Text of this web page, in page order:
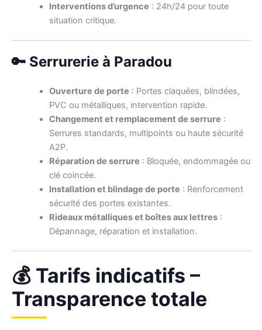
Interventions d’urgence : 24h/24 pour toute
situation critique.
🔑 Serrurerie à Paradou
Ouverture de porte : Portes claquées, blindées,
PVC ou métalliques, intervention rapide.
Changement et remplacement de serrure :
Serrures standards, multipoints ou haute sécurité
A2P.
Réparation de serrure : Bloquée, endommagée ou
clé coincée.
Installation et blindage de porte : Renforcement
sécurité des portes existantes.
Rideaux métalliques et boîtes aux lettres:
Dépannage, réparation et installation.
💰 Tarifs indicatifs –
Transparence totale